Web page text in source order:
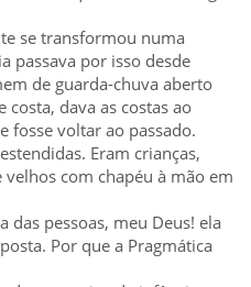
se transformou numa
passava por isso desde
de guarda-chuva aberto
costa, dava as costas ao
fosse voltar ao passado.
Eram crianças,
com chapéu à mão em
das pessoas, meu Deus! ela
Por que a Pragmática